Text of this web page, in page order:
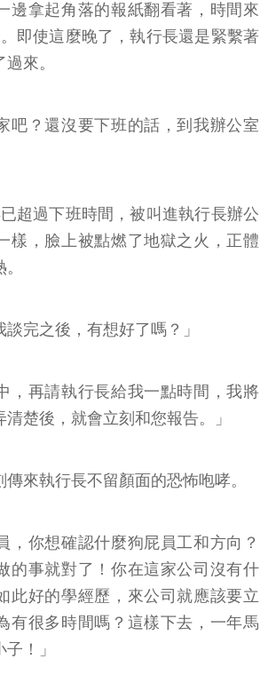
邊拿起角落的報紙翻看著，時間來
即使這麼晚了，執行長還是緊繫著
來。
吧？還沒要下班的話，到我辦公室
超過下班時間，被叫進執行長辦公
樣，臉上被點燃了地獄之火，正體
談完之後，有想好了嗎？」
，再請執行長給我一點時間，我將
楚後，就會立刻和您報告。」
來執行長不留顏面的恐怖咆哮。
，你想確認什麼狗屁員工和方向？
的事就對了！你在這家公司沒有什
此好的學經歷，來公司就應該要立
有很多時間嗎？這樣下去，一年馬
！」